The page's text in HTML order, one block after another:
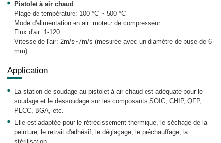
Pistolet à air chaud
Plage de température: 100 °C ~ 500 °C
Mode d'alimentation en air: moteur de compresseur
Flux d'air: 1-120
Vitesse de l'air: 2m/s~7m/s (mesurée avec un diamètre de buse de 6
mm)
Application
La station de soudage au pistolet à air chaud est adéquate pour le
soudage et le dessoudage sur les composants SOIC, CHIP, QFP,
PLCC, BGA, etc.
Elle est adaptée pour le rétrécissement thermique, le séchage de la
peinture, le retrait d'adhésif, le déglaçage, le préchauffage, la
stérilisation.